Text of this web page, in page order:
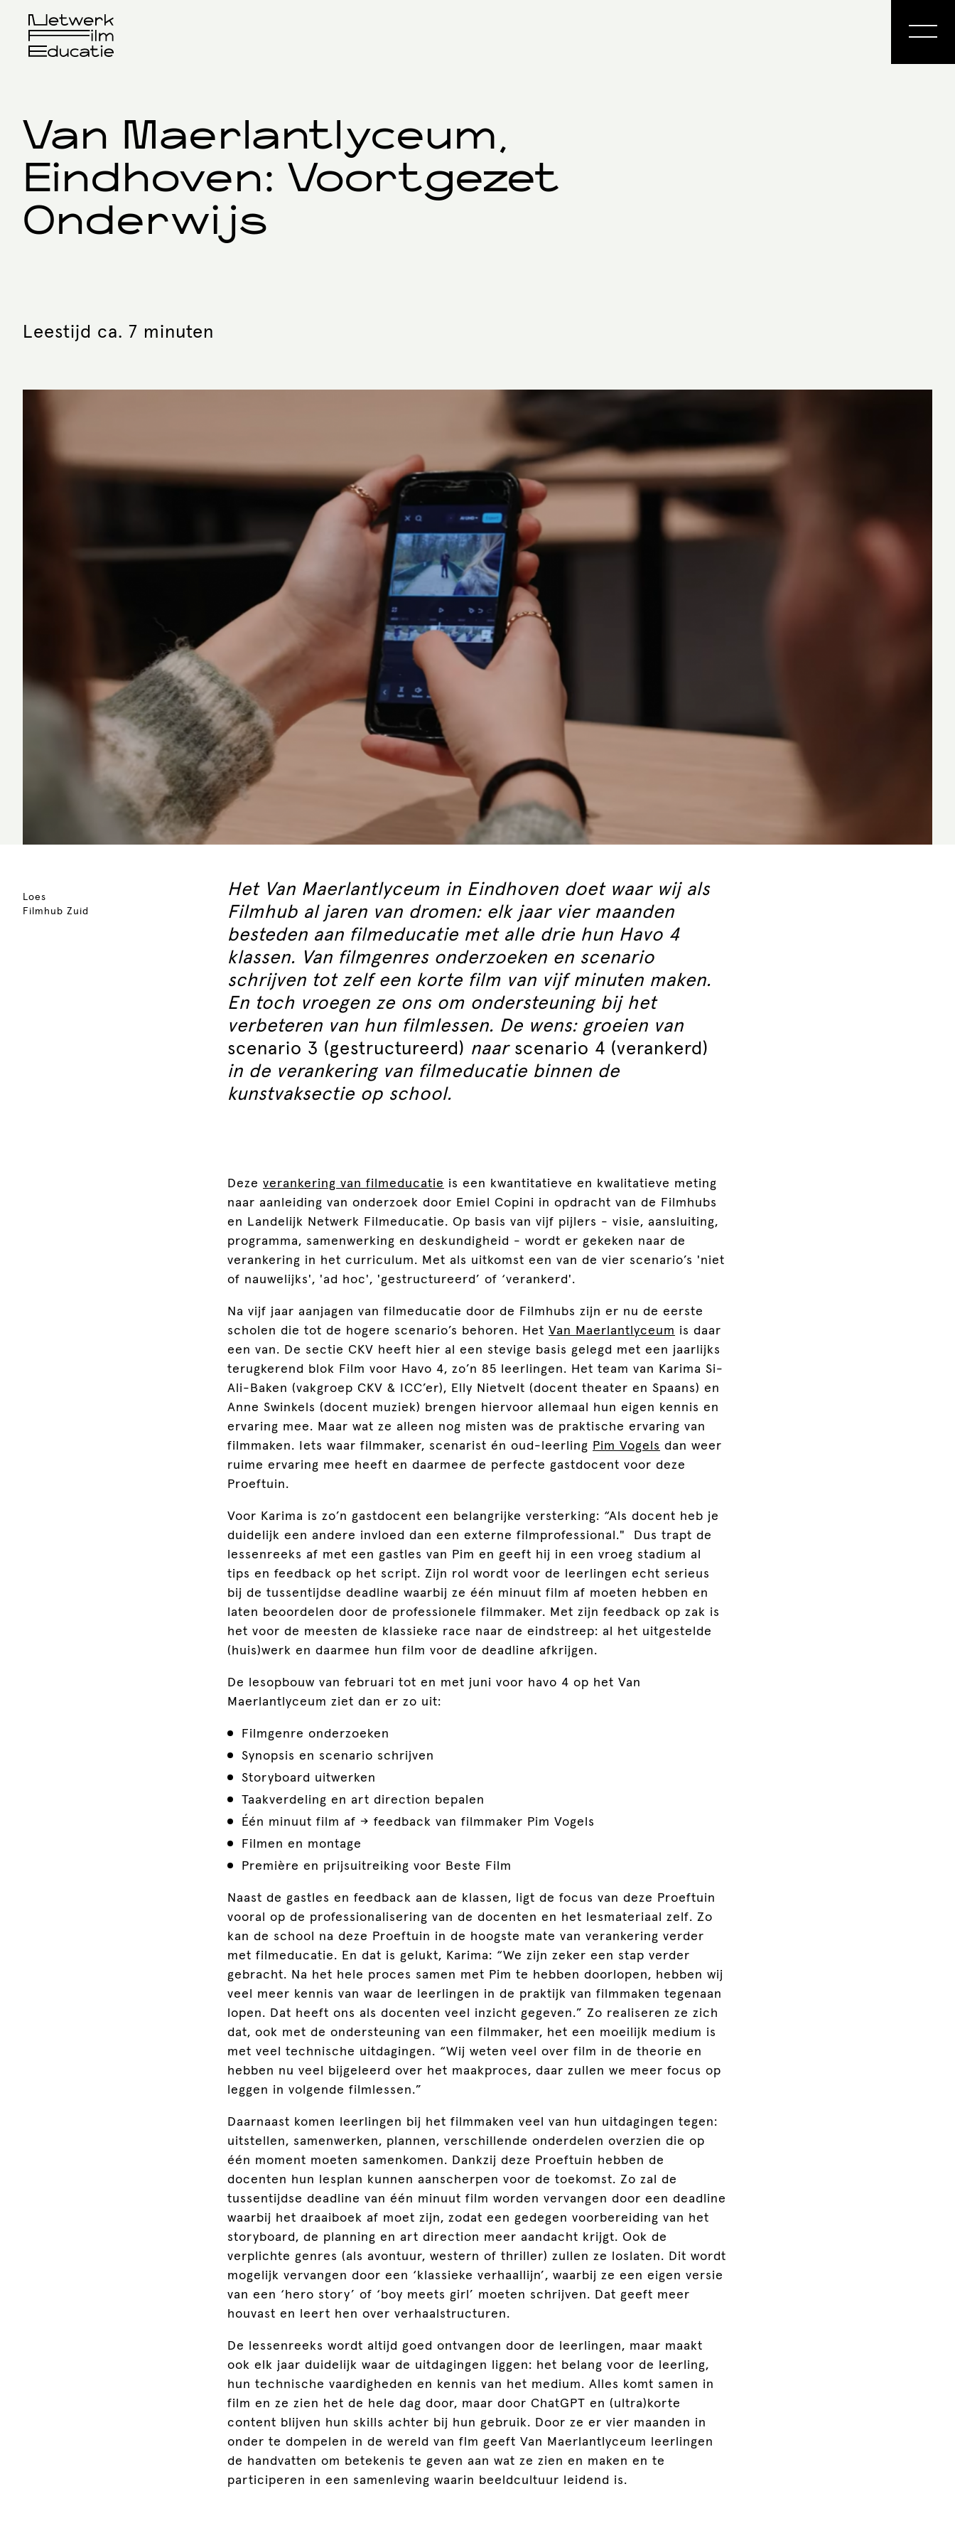
Van Maerlantlyceum,
Eindhoven: Voortgezet
Onderwijs
Leestijd ca. 7 minuten
Loes
Filmhub Zuid
Het Van Maerlantlyceum in Eindhoven doet waar wij als
Filmhub al jaren van dromen: elk jaar vier maanden
besteden aan filmeducatie met alle drie hun Havo 4
klassen. Van filmgenres onderzoeken en scenario
schrijven tot zelf een korte film van vijf minuten maken.
En toch vroegen ze ons om ondersteuning bij het
verbeteren van hun filmlessen. De wens: groeien van
scenario 3 (gestructureerd) naar scenario 4 (verankerd)
in de verankering van filmeducatie binnen de
kunstvaksectie op school.
Deze verankering van filmeducatie is een kwantitatieve en kwalitatieve meting
naar aanleiding van onderzoek door Emiel Copini in opdracht van de Filmhubs
en Landelijk Netwerk Filmeducatie. Op basis van vijf pijlers - visie, aansluiting,
programma, samenwerking en deskundigheid - wordt er gekeken naar de
verankering in het curriculum. Met als uitkomst een van de vier scenario’s 'niet
of nauwelijks', 'ad hoc', 'gestructureerd’ of ‘verankerd'.
Na vijf jaar aanjagen van filmeducatie door de Filmhubs zijn er nu de eerste
scholen die tot de hogere scenario’s behoren. Het Van Maerlantlyceum is daar
een van. De sectie CKV heeft hier al een stevige basis gelegd met een jaarlijks
terugkerend blok Film voor Havo 4, zo’n 85 leerlingen. Het team van Karima Si-
Ali-Baken (vakgroep CKV & ICC’er), Elly Nietvelt (docent theater en Spaans) en
Anne Swinkels (docent muziek) brengen hiervoor allemaal hun eigen kennis en
ervaring mee. Maar wat ze alleen nog misten was de praktische ervaring van
filmmaken. Iets waar filmmaker, scenarist én oud-leerling Pim Vogels dan weer
ruime ervaring mee heeft en daarmee de perfecte gastdocent voor deze
Proeftuin.
Voor Karima is zo’n gastdocent een belangrijke versterking: “Als docent heb je
duidelijk een andere invloed dan een externe filmprofessional." Dus trapt de
lessenreeks af met een gastles van Pim en geeft hij in een vroeg stadium al
tips en feedback op het script. Zijn rol wordt voor de leerlingen echt serieus
bij de tussentijdse deadline waarbij ze één minuut film af moeten hebben en
laten beoordelen door de professionele filmmaker. Met zijn feedback op zak is
het voor de meesten de klassieke race naar de eindstreep: al het uitgestelde
(huis)werk en daarmee hun film voor de deadline afkrijgen.
De lesopbouw van februari tot en met juni voor havo 4 op het Van
Maerlantlyceum ziet dan er zo uit:
Filmgenre onderzoeken
Synopsis en scenario schrijven
Storyboard uitwerken
Taakverdeling en art direction bepalen
Één minuut film af → feedback van filmmaker Pim Vogels
Filmen en montage
Première en prijsuitreiking voor Beste Film
Naast de gastles en feedback aan de klassen, ligt de focus van deze Proeftuin
vooral op de professionalisering van de docenten en het lesmateriaal zelf. Zo
kan de school na deze Proeftuin in de hoogste mate van verankering verder
met filmeducatie. En dat is gelukt, Karima: “We zijn zeker een stap verder
gebracht. Na het hele proces samen met Pim te hebben doorlopen, hebben wij
veel meer kennis van waar de leerlingen in de praktijk van filmmaken tegenaan
lopen. Dat heeft ons als docenten veel inzicht gegeven.” Zo realiseren ze zich
dat, ook met de ondersteuning van een filmmaker, het een moeilijk medium is
met veel technische uitdagingen. “Wij weten veel over film in de theorie en
hebben nu veel bijgeleerd over het maakproces, daar zullen we meer focus op
leggen in volgende filmlessen.”
Daarnaast komen leerlingen bij het filmmaken veel van hun uitdagingen tegen:
uitstellen, samenwerken, plannen, verschillende onderdelen overzien die op
één moment moeten samenkomen. Dankzij deze Proeftuin hebben de
docenten hun lesplan kunnen aanscherpen voor de toekomst. Zo zal de
tussentijdse deadline van één minuut film worden vervangen door een deadline
waarbij het draaiboek af moet zijn, zodat een gedegen voorbereiding van het
storyboard, de planning en art direction meer aandacht krijgt. Ook de
verplichte genres (als avontuur, western of thriller) zullen ze loslaten. Dit wordt
mogelijk vervangen door een ‘klassieke verhaallijn’, waarbij ze een eigen versie
van een ‘hero story’ of ‘boy meets girl’ moeten schrijven. Dat geeft meer
houvast en leert hen over verhaalstructuren.
De lessenreeks wordt altijd goed ontvangen door de leerlingen, maar maakt
ook elk jaar duidelijk waar de uitdagingen liggen: het belang voor de leerling,
hun technische vaardigheden en kennis van het medium. Alles komt samen in
film en ze zien het de hele dag door, maar door ChatGPT en (ultra)korte
content blijven hun skills achter bij hun gebruik. Door ze er vier maanden in
onder te dompelen in de wereld van flm geeft Van Maerlantlyceum leerlingen
de handvatten om betekenis te geven aan wat ze zien en maken en te
participeren in een samenleving waarin beeldcultuur leidend is.